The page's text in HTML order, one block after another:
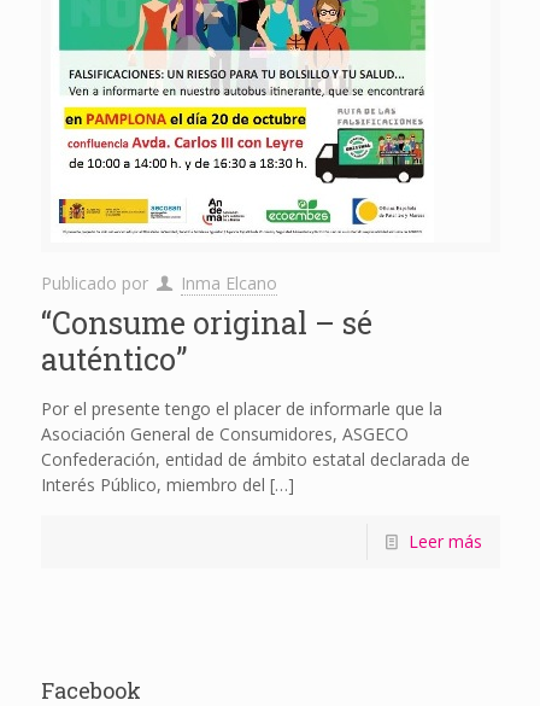
Publicado por Inma Elcano
“Consume original – sé
auténtico”
Por el presente tengo el placer de informarle que la
Asociación General de Consumidores, ASGECO
Confederación, entidad de ámbito estatal declarada de
Interés Público, miembro del […]
Leer más
Facebook